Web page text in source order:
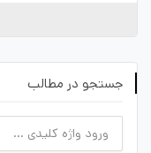
جستجو در مطالب